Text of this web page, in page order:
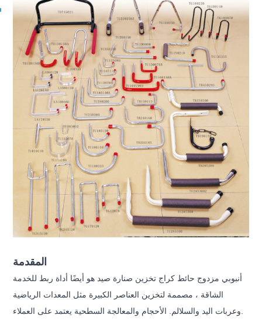
المقدمة
أنبوبي مزدوج حائط كراج تخزين صنارة صيد هو أيضًا أداة ربط للخدمة
الشاقة ، مصممة لتخزين العناصر الكبيرة مثل المعدات الرياضية